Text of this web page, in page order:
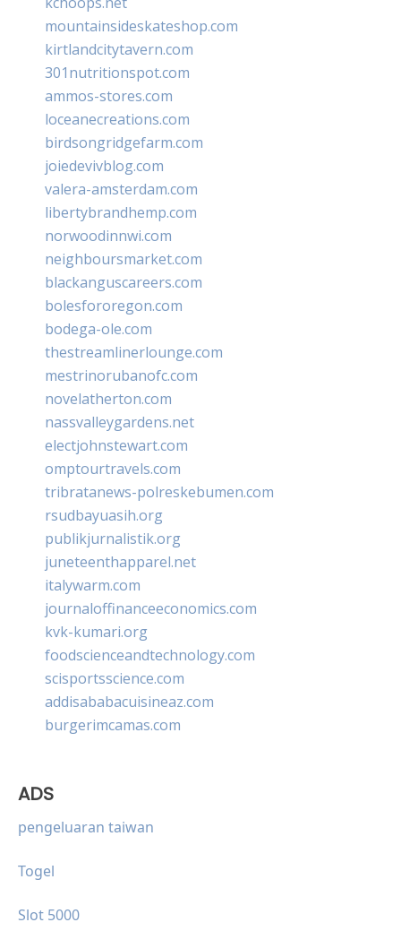
mountainsideskateshop.com
kirtlandcitytavern.com
301nutritionspot.com
ammos-stores.com
loceanecreations.com
birdsongridgefarm.com
joiedevivblog.com
valera-amsterdam.com
libertybrandhemp.com
norwoodinnwi.com
neighboursmarket.com
blackanguscareers.com
bolesfororegon.com
bodega-ole.com
thestreamlinerlounge.com
mestrinorubanofc.com
novelatherton.com
nassvalleygardens.net
electjohnstewart.com
omptourtravels.com
tribratanews-polreskebumen.com
rsudbayuasih.org
publikjurnalistik.org
juneteenthapparel.net
italywarm.com
journaloffinanceeconomics.com
kvk-kumari.org
foodscienceandtechnology.com
scisportsscience.com
addisababacuisineaz.com
burgerimcamas.com
ADS
pengeluaran taiwan
Togel
Slot 5000